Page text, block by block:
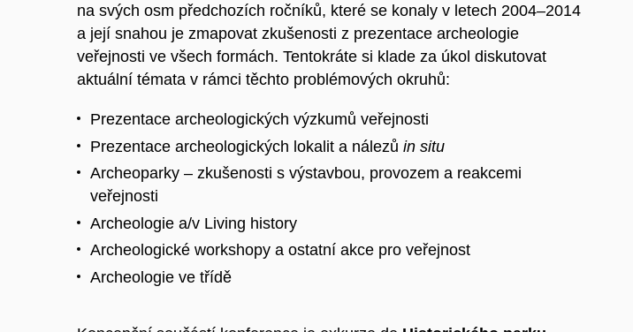
na svých osm předchozích ročníků, které se konaly v letech 2004–2014
a její snahou je zmapovat zkušenosti z prezentace archeologie
veřejnosti ve všech formách. Tentokráte si klade za úkol diskutovat
aktuální témata v rámci těchto problémových okruhů:
Prezentace archeologických výzkumů veřejnosti
Prezentace archeologických lokalit a nálezů in situ
Archeoparky – zkušenosti s výstavbou, provozem a reakcemi
veřejnosti
Archeologie a/v Living history
Archeologické workshopy a ostatní akce pro veřejnost
Archeologie ve třídě